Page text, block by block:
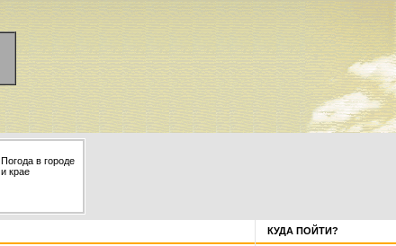
Погода в городе
и крае
КУДА ПОЙТИ?